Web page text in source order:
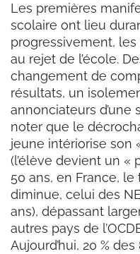
Les premières
scolaire ont lieu
progressivement,
au rejet de l’école.
changement de
résultats, un
annonciateurs d’une
noter que le
jeune intériorise son
(l’élève devient un «
50 ans, en France,
diminue, celui des
ans), dépassant
autres pays de
Aujourd’hui, 20 %